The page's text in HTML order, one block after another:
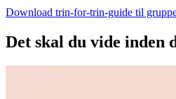
Download trin-for-trin-guide til
Det skal du vide inden